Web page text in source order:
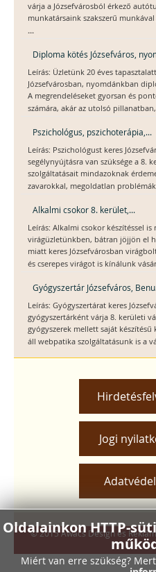
várja a Józsefvárosból érkező
munkatársaink szakszerű
...
Diploma kötés Józsefváros,
Leírás: Üzletünk 20 éves
Józsefvárosban, nyomdánkban
A megrendeléseket gyorsan és
számára, akár az utolsó
Pszichológus, pszichoterápia,...
Leírás: Pszichológust keres
segélynyújtásra van szüksége a 8.
szolgáltatásait mindazoknak
zavarokkal, megoldatlan
Alkalmi csokor 8. kerület,...
Leírás: Alkalmi csokor készítéssel
virágüzletünkben, bátran jöjjön el
miatt keres Józsefvárosban
és cserepes virágot is kínálunk
Gyógyszertár Józsefváros,
Leírás: Gyógyszertárat keres
gyógyszertárként várja 8. kerületi
gyógyszerek mellett saját
áll webpatika szolgáltatásunk is a
Jogi
Oldalainkon HTTP-
Miért van erre szükség?
© 2015 Awacs Design és